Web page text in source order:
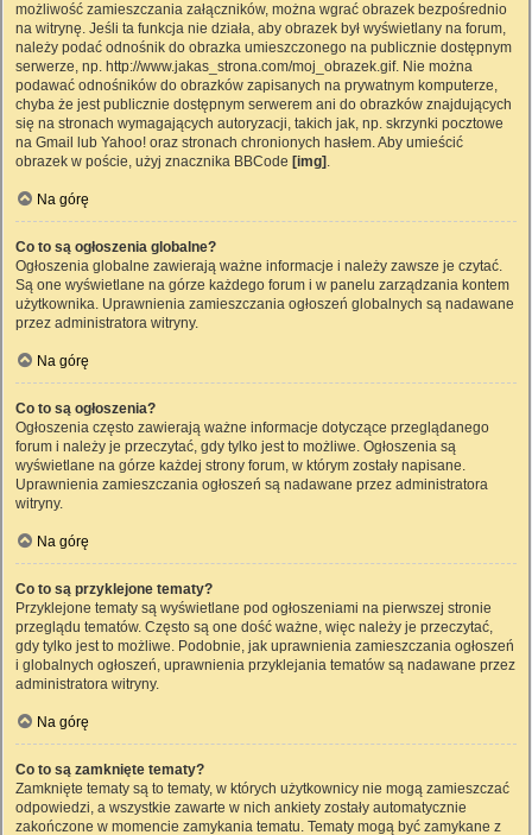
możliwość zamieszczania załączników, można wgrać obrazek bezpośrednio
na witrynę. Jeśli ta funkcja nie działa, aby obrazek był wyświetlany na forum,
należy podać odnośnik do obrazka umieszczonego na publicznie dostępnym
serwerze, np. http://www.jakas_strona.com/moj_obrazek.gif. Nie można
podawać odnośników do obrazków zapisanych na prywatnym komputerze,
chyba że jest publicznie dostępnym serwerem ani do obrazków znajdujących
się na stronach wymagających autoryzacji, takich jak, np. skrzynki pocztowe
na Gmail lub Yahoo! oraz stronach chronionych hasłem. Aby umieścić
obrazek w poście, użyj znacznika BBCode [img] .
Na górę
Co to są ogłoszenia globalne?
Ogłoszenia globalne zawierają ważne informacje i należy zawsze je czytać.
Są one wyświetlane na górze każdego forum i w panelu zarządzania kontem
użytkownika. Uprawnienia zamieszczania ogłoszeń globalnych są nadawane
przez administratora witryny.
Na górę
Co to są ogłoszenia?
Ogłoszenia często zawierają ważne informacje dotyczące przeglądanego
forum i należy je przeczytać, gdy tylko jest to możliwe. Ogłoszenia są
wyświetlane na górze każdej strony forum, w którym zostały napisane.
Uprawnienia zamieszczania ogłoszeń są nadawane przez administratora
witryny.
Na górę
Co to są przyklejone tematy?
Przyklejone tematy są wyświetlane pod ogłoszeniami na pierwszej stronie
przeglądu tematów. Często są one dość ważne, więc należy je przeczytać,
gdy tylko jest to możliwe. Podobnie, jak uprawnienia zamieszczania ogłoszeń
i globalnych ogłoszeń, uprawnienia przyklejania tematów są nadawane przez
administratora witryny.
Na górę
Co to są zamknięte tematy?
Zamknięte tematy są to tematy, w których użytkownicy nie mogą zamieszczać
odpowiedzi, a wszystkie zawarte w nich ankiety zostały automatycznie
zakończone w momencie zamykania tematu. Tematy mogą być zamykane z